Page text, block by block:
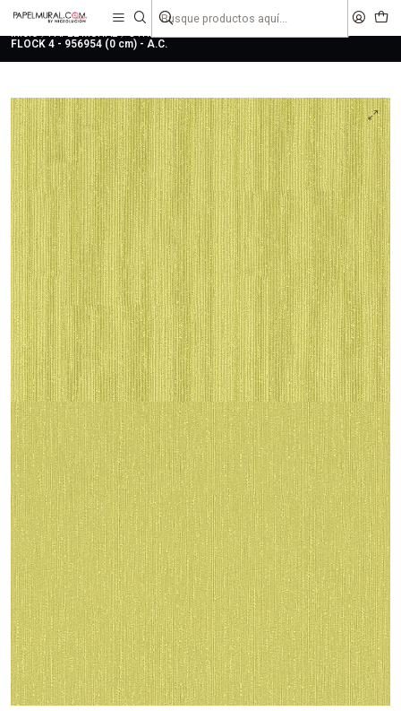
liquidaciones
Inicio PAPEL MURAL OTRAS COLECCIONES
FLOCK 4 - 956954 (0 cm) - A.C.